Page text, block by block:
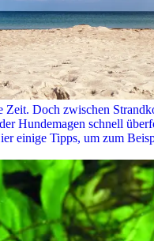
Zeit. Doch zwischen
Hundemagen schnell
einige Tipps, um zum